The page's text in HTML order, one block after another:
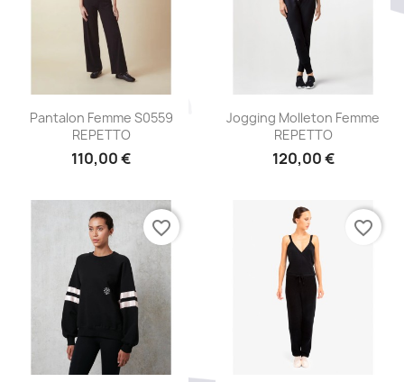
Aperçu rapide
Pantalon Femme S0559
REPETTO
110,00 €
Aperçu rapide
Jogging Molleton Femme
REPETTO
120,00 €
favorite_border favorite_border